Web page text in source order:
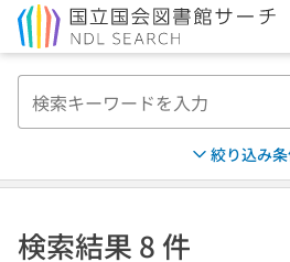
絞り込み
検索結果 8 件